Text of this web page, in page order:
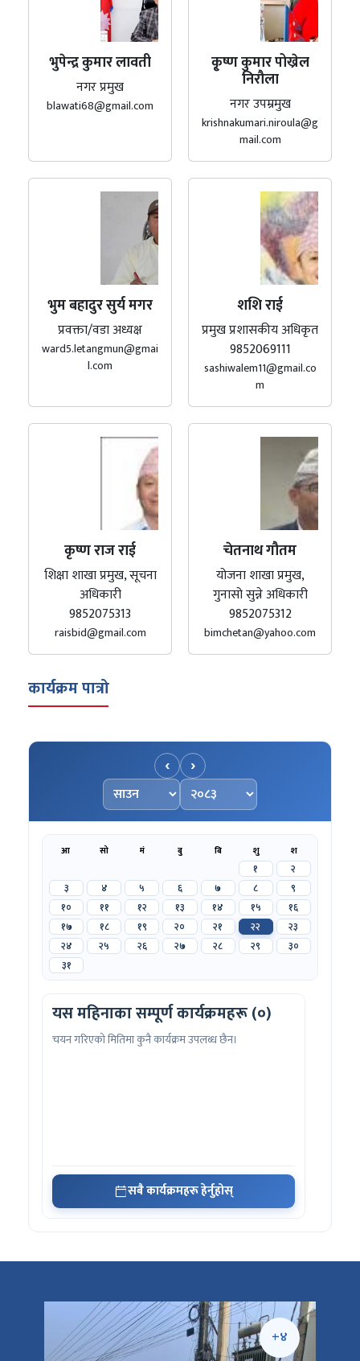
भुपेन्द्र कुमार लावती
नगर प्रमुख
blawati68@gmail.com
कृ्ष्ण कुमार पोख्रेल
निरौला
नगर उपम्रमुख
krishnakumari.niroula@g
mail.com
भुम बहादुर सुर्य मगर
प्रवक्ता/वडा अध्यक्ष
ward5.letangmun@gmai
l.com
शशि राई
प्रमुख प्रशासकीय अधिकृत
9852069111
sashiwalem11@gmail.co
m
कृष्ण राज राई
शिक्षा शाखा प्रमुख, सूचना
अधिकारी
9852075313
raisbid@gmail.com
चेतनाथ गौतम
योजना शाखा प्रमुख,
गुनासो सुन्ने अधिकारी
9852075312
bimchetan@yahoo.com
कार्यक्रम पात्रो
‹
महिना चयन गर्नुहोस्
वर्ष चयन गर्नुहोस्
›
आ सो मं बु बि शु श
१
२
३
४ ५ ६ ७ ८
९
१०
११ १२ १३ १४ १५
१६
१७
१८ १९ २० २१ २२
२३
२४
२५ २६ २७ २८ २९
३०
३१
यस महिनाका सम्पूर्ण कार्यक्रमहरू (०)
चयन गरिएको मितिमा कुनै कार्यक्रम उपलब्ध छैन।
सबै कार्यक्रमहरू हेर्नुहोस्
+४